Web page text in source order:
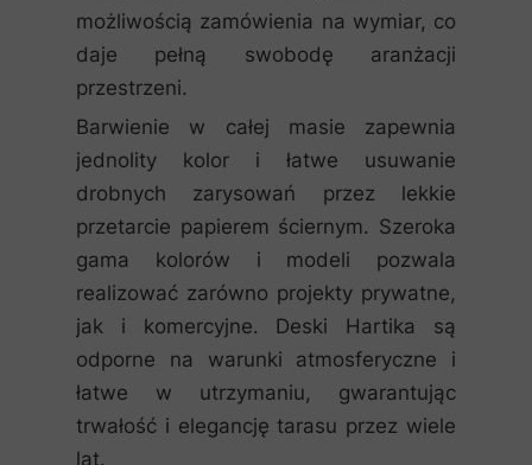
możliwością zamówienia na wymiar, co
daje pełną swobodę aranżacji
przestrzeni.
Barwienie w całej masie zapewnia
jednolity kolor i łatwe usuwanie
drobnych zarysowań przez lekkie
przetarcie papierem ściernym. Szeroka
gama kolorów i modeli pozwala
realizować zarówno projekty prywatne,
jak i komercyjne. Deski Hartika są
odporne na warunki atmosferyczne i
łatwe w utrzymaniu, gwarantując
trwałość i elegancję tarasu przez wiele
lat.